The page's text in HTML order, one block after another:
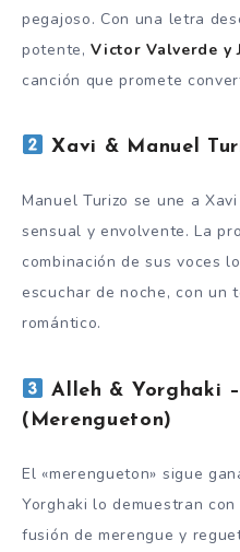
pegajoso. Con una letra
potente,Victor Valverde y
canción que promete
Xavi & Manuel
Manuel Turizo se une a
sensual y envolvente. La
combinación de sus voces
escuchar de noche, con un
romántico.
Alleh & Yorghaki
(Merengueton)
El «merengueton» sigue
Yorghaki lo demuestran
fusión de merengue y